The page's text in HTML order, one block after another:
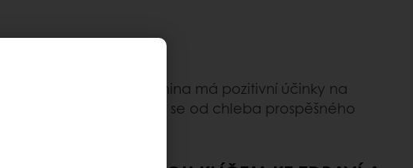
věří, že vláknina má pozitivní účinky na
aspekty, které se od chleba prospěšného